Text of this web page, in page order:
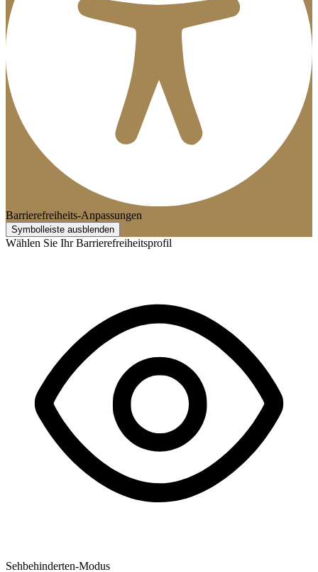
Barrierefreiheits-Anpassungen
Symbolleiste ausblenden
Wählen Sie Ihr Barrierefreiheitsprofil
Sehbehinderten-Modus